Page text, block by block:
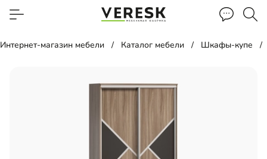
Интернет-магазин мебели Каталог мебели Шкафы-купе